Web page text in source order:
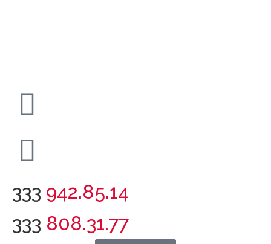
333 942.85.14
333 808.31.77